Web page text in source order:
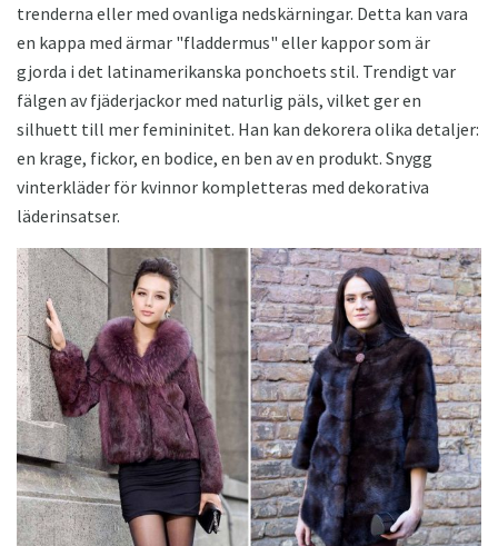
trenderna eller med ovanliga nedskärningar. Detta kan vara
en kappa med ärmar "fladdermus" eller kappor som är
gjorda i det latinamerikanska ponchoets stil. Trendigt var
fälgen av fjäderjackor med naturlig päls, vilket ger en
silhuett till mer femininitet. Han kan dekorera olika detaljer:
en krage, fickor, en bodice, en ben av en produkt. Snygg
vinterkläder för kvinnor kompletteras med dekorativa
läderinsatser.